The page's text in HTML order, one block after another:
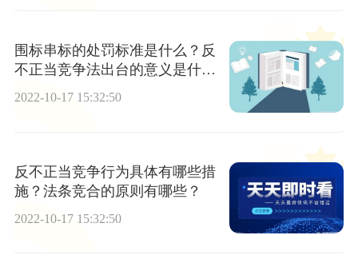
围标串标的处罚标准是什么？反
不正当竞争法出台的意义是什
么？
2022-10-17 15:32:50
反不正当竞争行为具体有哪些措
施？法条竞合的原则有哪些？
2022-10-17 15:32:50